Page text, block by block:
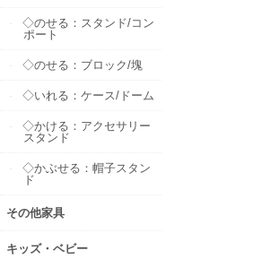
◇のせる：スタンド/コン
ポート
◇のせる：ブロック/塊
◇いれる：ケース/ドーム
◇かける：アクセサリー
スタンド
◇かぶせる：帽子スタン
ド
その他家具
キッズ・ベビー